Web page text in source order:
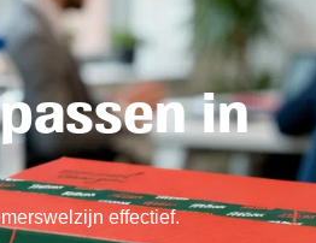
in
effectief.